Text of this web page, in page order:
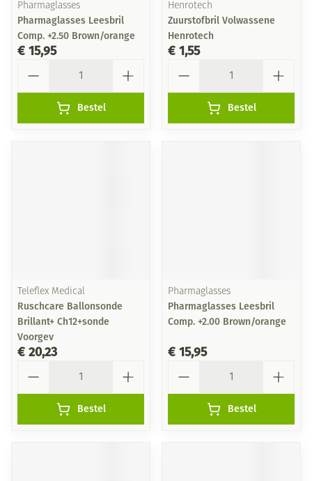
Pharmaglasses
Pharmaglasses Leesbril
Comp. +2.50 Brown/orange
€ 15,95
Bestel
Henrotech
Zuurstofbril Volwassene
Henrotech
€ 1,55
Bestel
Teleflex Medical
Ruschcare Ballonsonde
Brillant+ Ch12+sonde
Voorgev
€ 20,23
Bestel
Pharmaglasses
Pharmaglasses Leesbril
Comp. +2.00 Brown/orange
€ 15,95
Bestel